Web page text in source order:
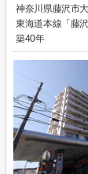
神奈川県藤沢市
東海道本線「藤
築40年